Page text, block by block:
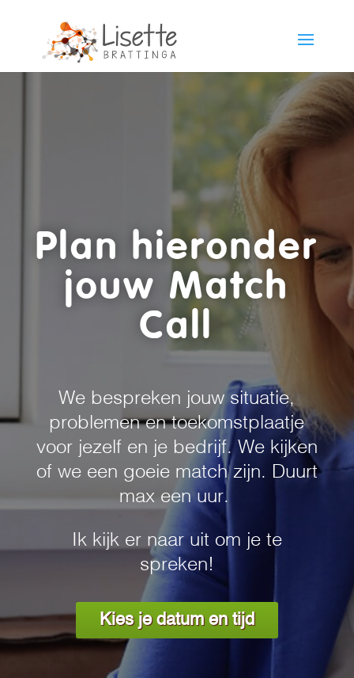
Plan hieronder
jouw Match
Call
We bespreken jouw situatie,
problemen en toekomstplaatje
voor jezelf en je bedrijf. We kijken
of we een goeie match zijn. Duurt
max een uur.
Ik kijk er naar uit om je te
spreken!
Kies je datum en tijd